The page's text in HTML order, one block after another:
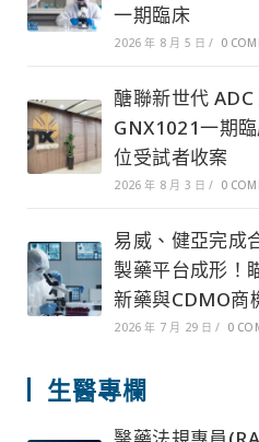
一期臨床
2026 年 8 月 5 日 / 0
醣聯新世代 ADC
GNX1021一期
位受試者收案
2026 年 8 月 3 日 / 0
易威、健亞完成
製藥平台成形！
新藥與CDMO商
2026 年 7 月 29 日 / 0
生醫專欄